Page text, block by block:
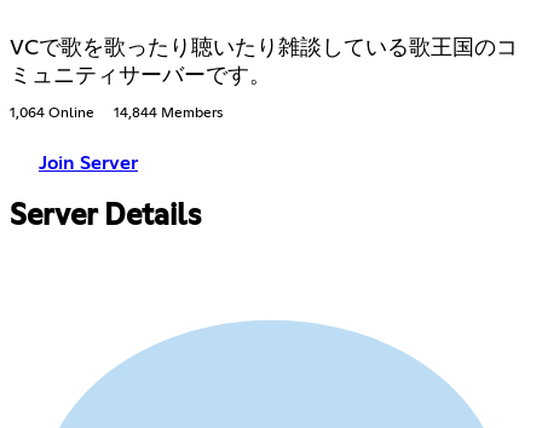
VCで歌を歌ったり聴いたり雑談している歌王国のコ
ミュニティサーバーです。
1,064 Online 14,844 Members
Join Server
Server Details